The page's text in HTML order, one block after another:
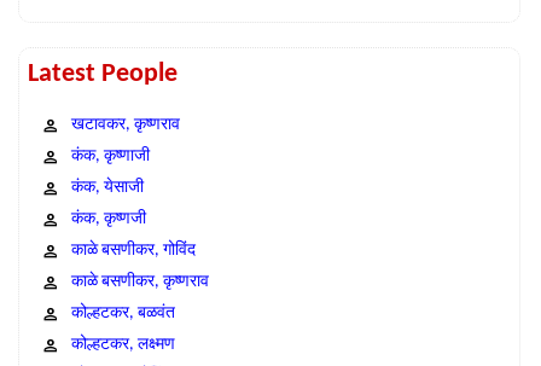
Latest People
खटावकर, कृष्णराव
कंक, कृष्णाजी
कंक, येसाजी
कंक, कृष्णजी
काळे बसणीकर, गोविंद
काळे बसणीकर, कृष्णराव
कोल्हटकर, बळवंत
कोल्हटकर, लक्ष्मण